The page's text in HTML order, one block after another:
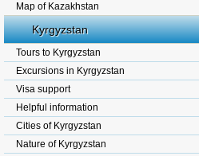
Map of Kazakhstan
Kyrgyzstan
Tours to Kyrgyzstan
Excursions in Kyrgyzstan
Visa support
Helpful information
Cities of Kyrgyzstan
Nature of Kyrgyzstan